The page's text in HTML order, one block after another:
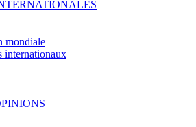
mondiale
internationaux